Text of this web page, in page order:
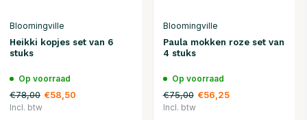
Bloomingville
Heikki kopjes set van 6
stuks
Op voorraad
€78,00 €58,50
Incl. btw
Bloomingville
Paula mokken roze set van
4 stuks
Op voorraad
€75,00 €56,25
Incl. btw